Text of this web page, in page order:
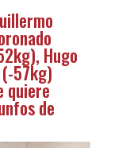
Hugo
57kg)
quiere
de